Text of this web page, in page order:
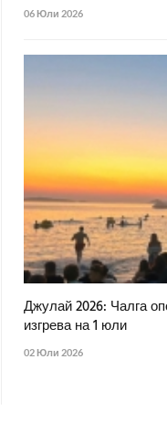
06 Юли 2026
Джулай 2026: Чалга
изгрева на 1 юли
02 Юли 2026